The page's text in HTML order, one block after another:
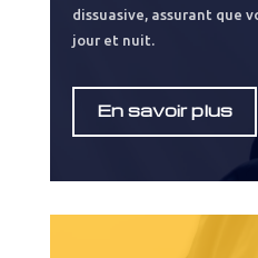
dissuasive, assurant que
jour et nuit.
En savoir plus